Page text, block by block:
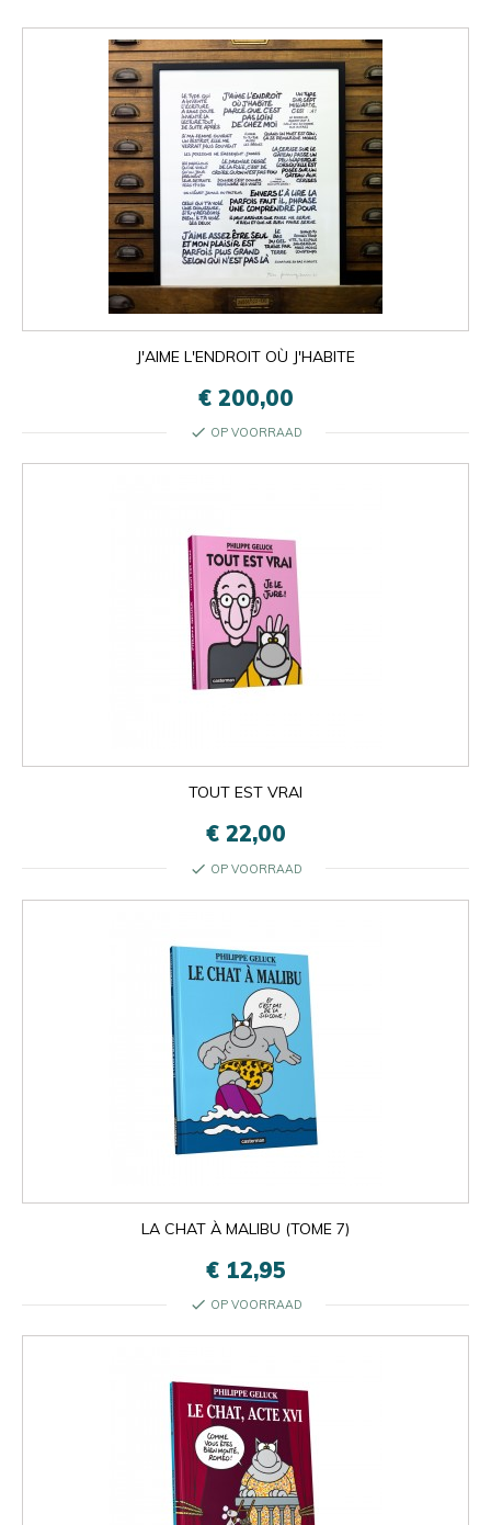
J'AIME L'ENDROIT OÙ J'HABITE
€ 200,00
check OP VOORRAAD
TOUT EST VRAI
€ 22,00
check OP VOORRAAD
LA CHAT À MALIBU (TOME 7)
€ 12,95
check OP VOORRAAD